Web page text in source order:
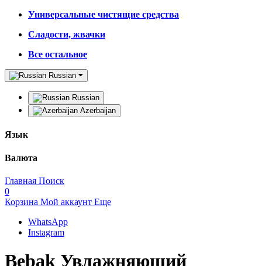
Универсальные чистящие средства
Сладости, жвачки
Все остальное
Russian
Russian
Azerbaijan
Язык
Валюта
Главная Поиск
0
Корзина Мой аккаунт Еще
WhatsApp
Instagram
Bebak Увлажняющий